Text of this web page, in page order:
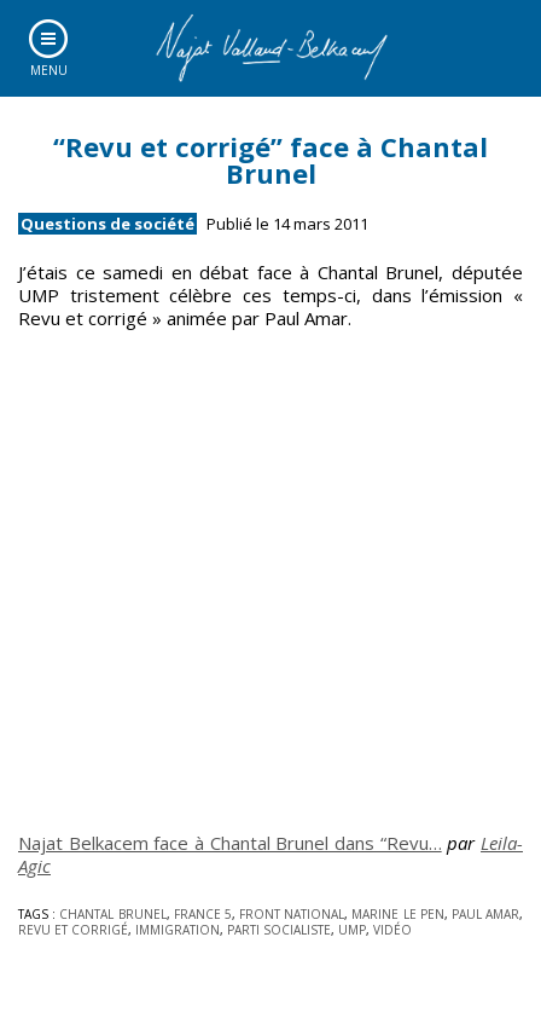
MENU
“Revu et corrigé” face à Chantal
Brunel
Questions de société Publié le 14 mars 2011
J’étais ce samedi en débat face à Chantal Brunel, députée
UMP tristement célèbre ces temps-ci, dans l’émission «
Revu et corrigé » animée par Paul Amar.
Najat Belkacem face à Chantal Brunel dans “Revu… parLeila-
Agic
TAGS : CHANTAL BRUNEL, FRANCE 5, FRONT NATIONAL, MARINE LE PEN, PAUL AMAR,
REVU ET CORRIGÉ, IMMIGRATION, PARTI SOCIALISTE, UMP, VIDÉO